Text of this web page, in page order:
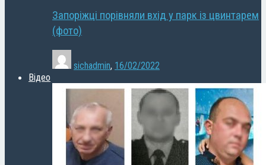
Запоріжці порівняли вхід у парк із цвинтарем
(фото)
sichadmin, 16/02/2022
Відео